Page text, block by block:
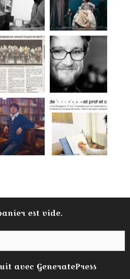
est vide.
avec GeneratePress